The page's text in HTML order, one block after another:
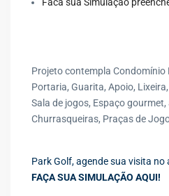
Projeto contempla Condomínio
Portaria, Guarita, Apoio,
Sala de jogos, Espaço
Churrasqueiras, Praças de
Park Golf, agende sua visita
FAÇA SUA SIMULAÇÃO AQUI!